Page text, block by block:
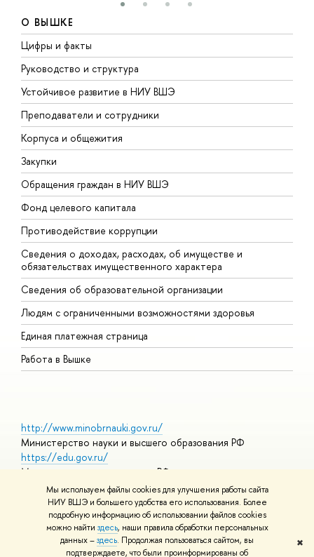
Мы используем файлы cookies для улучшения работы сайта
НИУ ВШЭ и большего удобства его использования. Более
подробную информацию об использовании файлов cookies
можно найти здесь, наши правила обработки персональных
данных –здесь. Продолжая пользоваться сайтом, вы
подтверждаете, что были проинформированы об
✖
О ВЫШКЕ
Цифры и факты
Руководство и структура
Устойчивое развитие в НИУ ВШЭ
Преподаватели и сотрудники
Корпуса и общежития
Закупки
Обращения граждан в НИУ ВШЭ
Фонд целевого капитала
Противодействие коррупции
Сведения о доходах, расходах, об имуществе и
обязательствах имущественного характера
Сведения об образовательной организации
Людям с ограниченными возможностями здоровья
Единая платежная страница
Работа в Вышке
http://www.minobrnauki.gov.ru/
Министерство науки и высшего образования РФ
https://edu.gov.ru/
Министерство просвещения РФ
https://elearning.hse.ru/mooc
Массовые открытые онлайн-курсы
© НИУ ВШЭ 1993–2026 Адреса и контактыУсловия